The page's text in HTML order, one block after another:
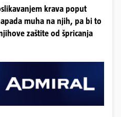
krava poput
muha na njih, pa bi to
zaštite od špricanja